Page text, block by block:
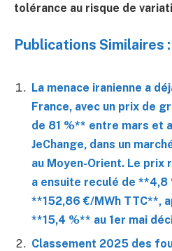
tolérance au risque de
Publications Similaires :
La menace iranienne a
France, avec un prix de
de 81 %** entre mars et
JeChange, dans un
au Moyen-Orient. Le prix
a ensuite reculé de **4,8
**152,86 €/MWh TTC**,
**15,4 %** au 1er mai
Classement 2025 des